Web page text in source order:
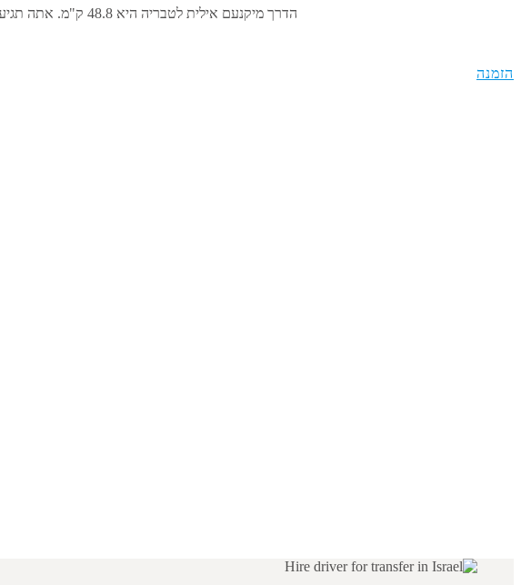
הדרך מיקנעם אילית לטבריה היא 48.8 ק"מ. אתה תגיע ברכב שלנו עם נהג תוך 35 דקות. בחרו אנשי מקצוע, טיילו ברחבי ישראל עם ORMAX!
הזמנה